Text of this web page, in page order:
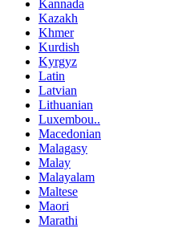
Kannada
Kazakh
Khmer
Kurdish
Kyrgyz
Latin
Latvian
Lithuanian
Luxembou..
Macedonian
Malagasy
Malay
Malayalam
Maltese
Maori
Marathi